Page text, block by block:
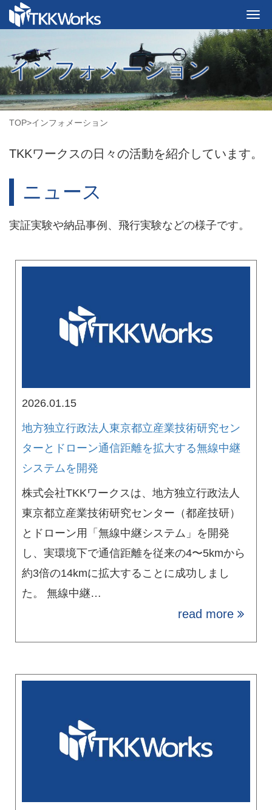
インフォメーション
TOP>インフォメーション
TKKワークスの日々の活動を紹介しています。
ニュース
実証実験や納品事例、飛行実験などの様子です。
2026.01.15
地方独立行政法人東京都立産業技術研究セン
ターとドローン通信距離を拡大する無線中継
システムを開発
株式会社TKKワークスは、地方独立行政法人
東京都立産業技術研究センター（都産技研）
とドローン用「無線中継システム」を開発
し、実環境下で通信距離を従来の4〜5kmから
約3倍の14kmに拡大することに成功しまし
た。 無線中継…
read more